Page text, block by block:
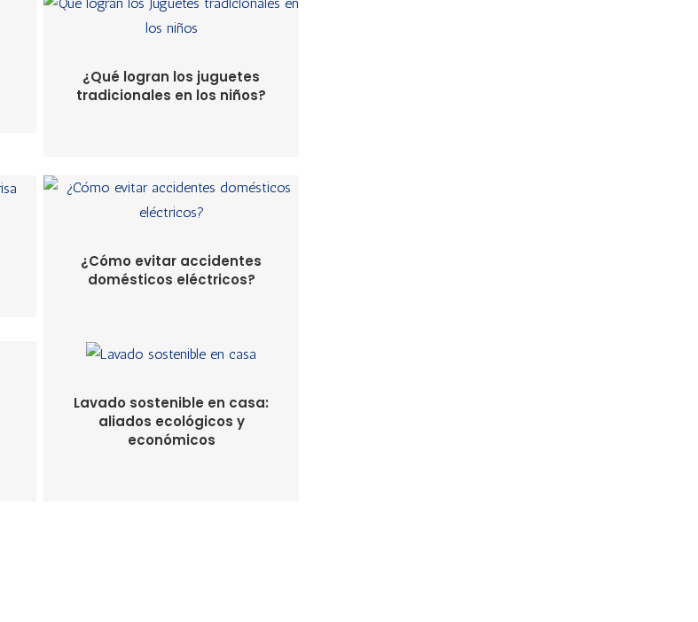
¿Qué logran los juguetes
tradicionales en los niños?
¿Cómo evitar accidentes
domésticos eléctricos?
Lavado sostenible en casa:
aliados ecológicos y
económicos